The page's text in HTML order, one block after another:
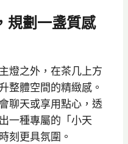
規劃一盞質感
燈之外，在茶几上方
整體空間的精緻感。
聊天或享用點心，透
一種專屬的「小天
刻更具氛圍。